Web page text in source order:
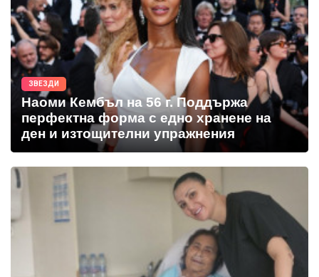
ЗВЕЗДИ
Наоми Кембъл на 56 г. Поддържа
перфектна форма с едно хранене на
ден и изтощителни упражнения